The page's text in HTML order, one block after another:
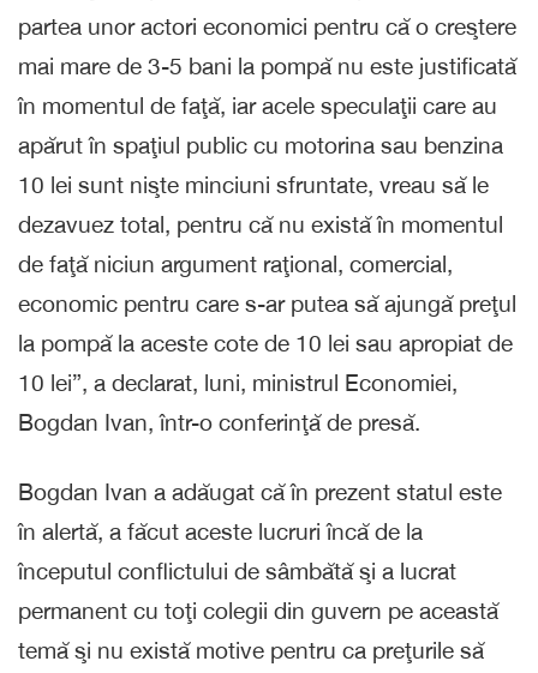
partea unor actori economici pentru că o creştere
mai mare de 3-5 bani la pompă nu este justificată
în momentul de faţă, iar acele speculaţii care au
apărut în spaţiul public cu motorina sau benzina
10 lei sunt nişte minciuni sfruntate, vreau să le
dezavuez total, pentru că nu există în momentul
de faţă niciun argument raţional, comercial,
economic pentru care s-ar putea să ajungă preţul
la pompă la aceste cote de 10 lei sau apropiat de
10 lei”, a declarat, luni, ministrul Economiei,
Bogdan Ivan, într-o conferinţă de presă.
Bogdan Ivan a adăugat că în prezent statul este
în alertă, a făcut aceste lucruri încă de la
începutul conflictului de sâmbătă şi a lucrat
permanent cu toţi colegii din guvern pe această
temă şi nu există motive pentru ca preţurile să